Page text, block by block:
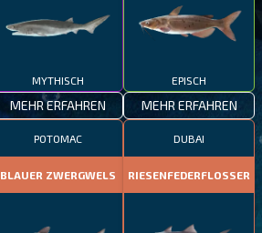
MYTHISCH
MEHR ERFAHREN
EPISCH
MEHR ERFAHREN
POTOMAC
BLAUER ZWERGWELS
DUBAI
RIESENFEDERFLOSSER